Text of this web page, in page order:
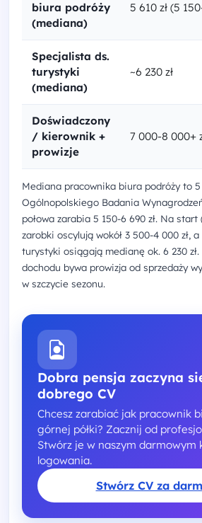
biura podróży
(mediana)
5 610 zł (5
Specjalista ds.
turystyki
(mediana)
~6 230 zł
Doświadczony
/ kierownik +
prowizje
7 000-8 000+
Mediana pracownika biura podróży to 5
Ogólnopolskiego Badania
połowa zarabia 5 150-6 690 zł. Na
zarobki oscylują wokół 3 500-4 000 zł,
turystyki osiągają medianę ok. 6 230
dochodu bywa prowizja od sprzedaży
w szczycie sezonu.
Dobra pensja zaczyna
dobrego CV
Chcesz zarabiać jak pracownik
górnej półki? Zacznij od
Stwórz je w naszym darmowym
logowania.
Stwórz CV za